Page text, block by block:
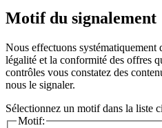
Motif du signalement
Nous effectuons
légalité et la conformité des offres
contrôles vous constatez des
nous le signaler.
Sélectionnez un motif dans la liste
Motif: